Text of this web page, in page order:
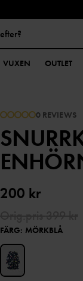
VUXEN OUTLET
0 REVIEWS
200 kr
FÄRG: MÖRKBLÅ